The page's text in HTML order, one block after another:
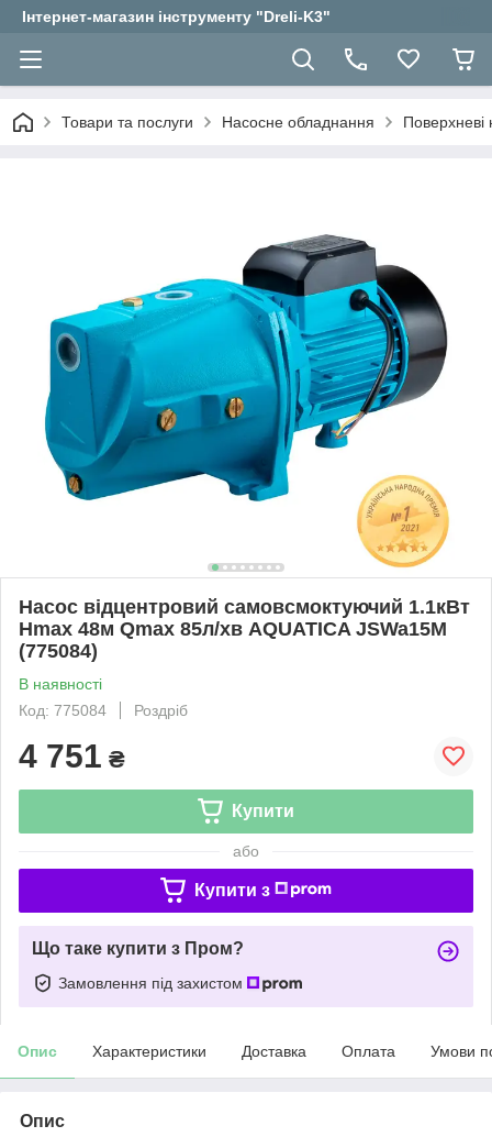
Інтернет-магазин інструменту "Dreli-K3"
Товари та послуги Насосне обладнання Поверхневі
Насос відцентровий самовсмоктуючий 1.1кВт
Hmax 48м Qmax 85л/хв AQUATICA JSWa15M
(775084)
В наявності
Код: 775084
Роздріб
4 751 ₴
Купити
або
Купити з
Що таке купити з Пром?
Замовлення під захистом
Опис Характеристики Доставка Оплата Умови
Опис